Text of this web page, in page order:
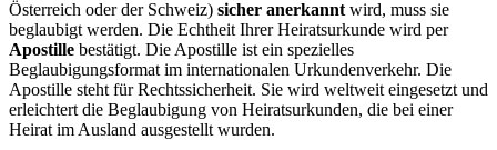
Österreich oder der Schweiz) sicher anerkannt wird, muss sie
beglaubigt werden. Die Echtheit Ihrer Heiratsurkunde wird per
Apostille bestätigt. Die Apostille ist ein spezielles
Beglaubigungsformat im internationalen Urkundenverkehr. Die
Apostille steht für Rechtssicherheit. Sie wird weltweit eingesetzt und
erleichtert die Beglaubigung von Heiratsurkunden, die bei einer
Heirat im Ausland ausgestellt wurden.